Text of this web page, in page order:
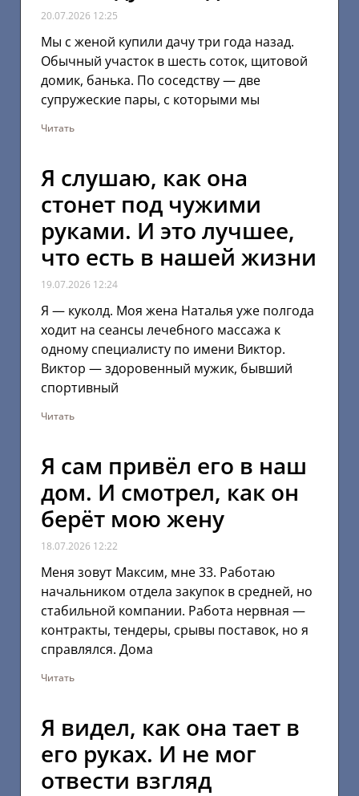
20.07.2026 12:25
Мы с женой купили дачу три года назад.
Обычный участок в шесть соток, щитовой
домик, банька. По соседству — две
супружеские пары, с которыми мы
Читать
Я слушаю, как она
стонет под чужими
руками. И это лучшее,
что есть в нашей жизни
19.07.2026 12:24
Я — куколд. Моя жена Наталья уже полгода
ходит на сеансы лечебного массажа к
одному специалисту по имени Виктор.
Виктор — здоровенный мужик, бывший
спортивный
Читать
Я сам привёл его в наш
дом. И смотрел, как он
берёт мою жену
18.07.2026 12:22
Меня зовут Максим, мне 33. Работаю
начальником отдела закупок в средней, но
стабильной компании. Работа нервная —
контракты, тендеры, срывы поставок, но я
справлялся. Дома
Читать
Я видел, как она тает в
его руках. И не мог
отвести взгляд